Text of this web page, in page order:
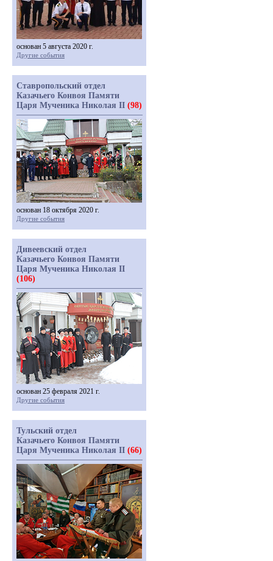
основан 5 августа 2020 г.
Другие события
Ставропольский отдел
Казачьего Конвоя Памяти
Царя Мученика Николая II (98)
основан 18 октября 2020 г.
Другие события
Дивеевский отдел
Казачьего Конвоя Памяти
Царя Мученика Николая II
(106)
основан 25 февраля 2021 г.
Другие события
Тульский отдел
Казачьего Конвоя Памяти
Царя Мученика Николая II (66)